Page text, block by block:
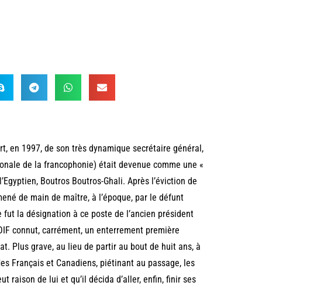
en 1997, de son très dynamique secrétaire général,
de la francophonie) était devenue comme une «
Boutros Boutros-Ghali. Après l’éviction de
de main de maître, à l’époque, par le défunt
la désignation à ce poste de l’ancien président
connut, carrément, un enterrement première
Plus grave, au lieu de partir au bout de huit ans, à
Français et Canadiens, piétinant au passage, les
raison de lui et qu’il décida d’aller, enfin, finir ses